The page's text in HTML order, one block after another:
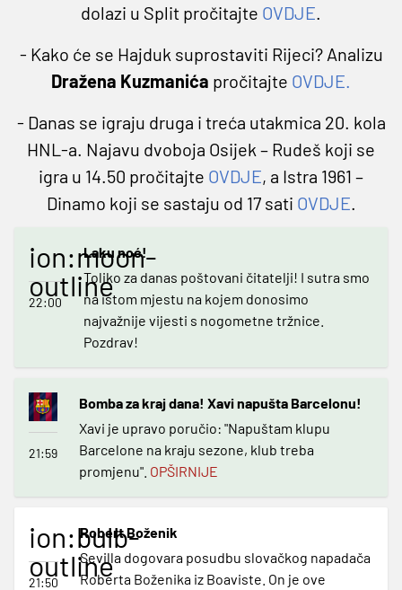
dolazi u Split pročitajte OVDJE.
- Kako će se Hajduk suprostaviti Rijeci? Analizu
Dražena Kuzmanića pročitajte OVDJE.
- Danas se igraju druga i treća utakmica 20. kola
HNL-a. Najavu dvoboja Osijek – Rudeš koji se
igra u 14.50 pročitajte OVDJE, a Istra 1961 –
Dinamo koji se sastaju od 17 sati OVDJE.
ion:moon-
outline
22:00
Laku noć!
Toliko za danas poštovani čitatelji! I sutra smo
na istom mjestu na kojem donosimo
najvažnije vijesti s nogometne tržnice.
Pozdrav!
21:59
Bomba za kraj dana! Xavi napušta Barcelonu!
Xavi je upravo poručio: "Napuštam klupu
Barcelone na kraju sezone, klub treba
promjenu". OPŠIRNIJE
ion:bulb-
outline
21:50
Robert Boženik
Sevilla dogovara posudbu slovačkog napadača
Roberta Boženika iz Boaviste. On je ove